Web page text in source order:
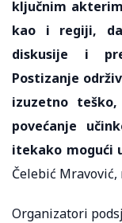
ključnim
kao i regiji,
diskusije i
Postizanje
izuzetno
povećanje
itekako mogući
Čelebić Mravović,
Organizatori